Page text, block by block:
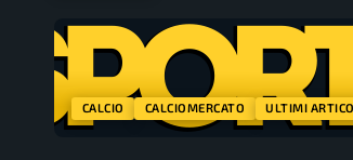
CALCIO CALCIOMERCATO ULTIMI